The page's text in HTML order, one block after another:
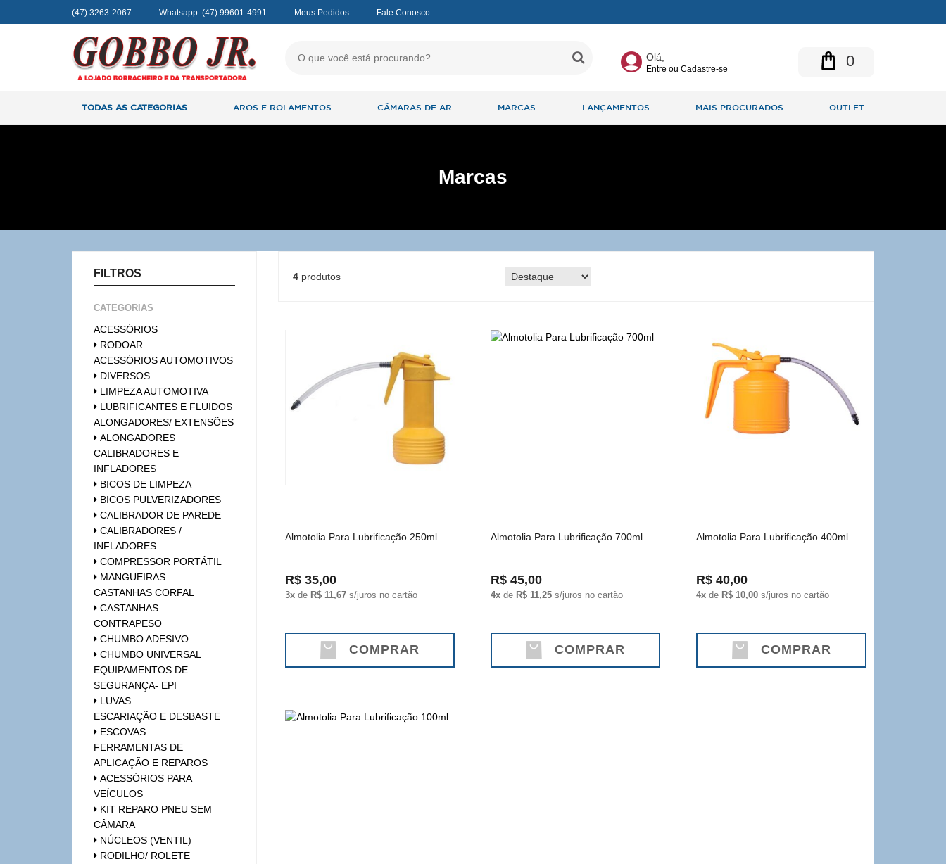
(47) 3263-2067 Whatsapp: (47) 99601-4991 Meus Pedidos Fale Conosco
Olá,
Entre ou Cadastre-se 0
TODAS AS CATEGORIAS AROS E ROLAMENTOS CÂMARAS DE AR MARCAS LANÇAMENTOS MAIS PROCURADOS OUTLET
Marcas
FILTROS
CATEGORIAS
ACESSÓRIOS
RODOAR
ACESSÓRIOS AUTOMOTIVOS
DIVERSOS
LIMPEZA AUTOMOTIVA
LUBRIFICANTES E FLUIDOS
ALONGADORES/ EXTENSÕES
ALONGADORES
CALIBRADORES E
INFLADORES
BICOS DE LIMPEZA
BICOS PULVERIZADORES
CALIBRADOR DE PAREDE
CALIBRADORES /
INFLADORES
COMPRESSOR PORTÁTIL
MANGUEIRAS
CASTANHAS CORFAL
CASTANHAS
CONTRAPESO
CHUMBO ADESIVO
CHUMBO UNIVERSAL
EQUIPAMENTOS DE
SEGURANÇA- EPI
LUVAS
ESCARIAÇÃO E DESBASTE
ESCOVAS
FERRAMENTAS DE
APLICAÇÃO E REPAROS
ACESSÓRIOS PARA
VEÍCULOS
KIT REPARO PNEU SEM
CÂMARA
NÚCLEOS (VENTIL)
RODILHO/ ROLETE
4produtos
Almotolia Para Lubrificação 250ml
R$ 35,00
3xde R$ 11,67s/juros no cartão
COMPRAR
Almotolia Para Lubrificação 700ml
R$ 45,00
4xde R$ 11,25s/juros no cartão
COMPRAR
Almotolia Para Lubrificação 400ml
R$ 40,00
4x de R$ 10,00 s/juros no cartão
COMPRAR